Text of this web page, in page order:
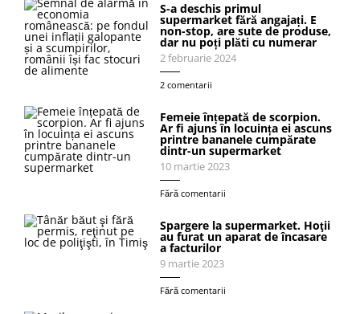
S-a deschis primul
supermarket fără angajați. E
non-stop, are sute de produse,
dar nu poți plăti cu numerar
2 februarie 2024
2 comentarii
Femeie înțepată de scorpion.
Ar fi ajuns în locuința ei ascuns
printre bananele cumpărate
dintr-un supermarket
10 martie 2023
Fără comentarii
Spargere la supermarket. Hoţii
au furat un aparat de încasare
a facturilor
9 martie 2023
Fără comentarii